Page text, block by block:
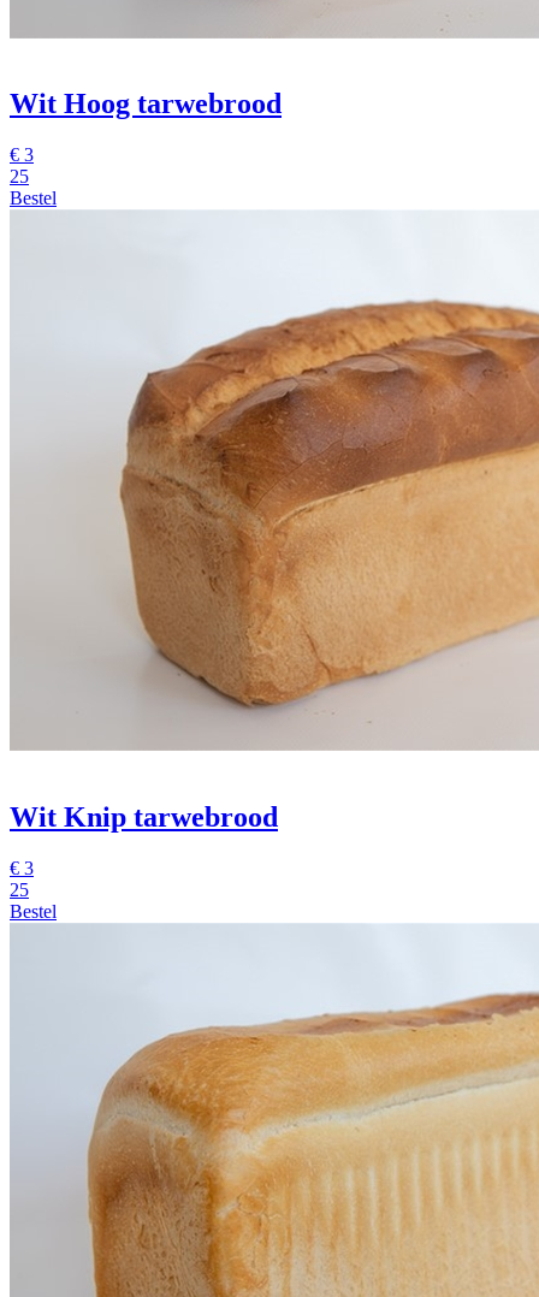
Wit Hoog tarwebrood
€ 3
25
Bestel
Wit Knip tarwebrood
€ 3
25
Bestel